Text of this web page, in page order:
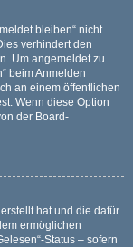
bleiben“ nicht
verhindert den
Um angemeldet zu
beim Anmelden
an einem öffentlichen
Wenn diese Option
der Board-
hat und die dafür
ermöglichen
Status – sofern